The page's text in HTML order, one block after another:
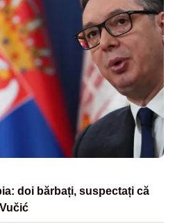
doi bărbați, suspectați că